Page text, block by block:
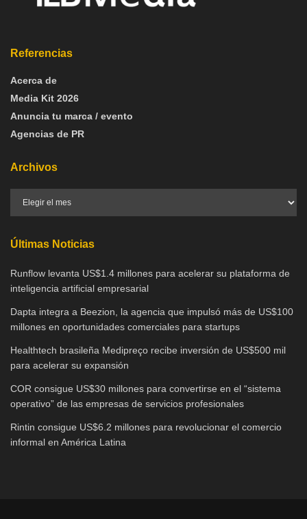
Referencias
Acerca de
Media Kit 2026
Anuncia tu marca / evento
Agencias de PR
Archivos
Últimas Noticias
Runflow levanta US$1.4 millones para acelerar su plataforma de
inteligencia artificial empresarial
Dapta integra a Beezion, la agencia que impulsó más de US$100
millones en oportunidades comerciales para startups
Healthtech brasileña Medipreço recibe inversión de US$500 mil
para acelerar su expansión
COR consigue US$30 millones para convertirse en el “sistema
operativo” de las empresas de servicios profesionales
Rintin consigue US$6.2 millones para revolucionar el comercio
informal en América Latina